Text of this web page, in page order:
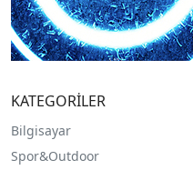
KATEGORİLER
Bilgisayar
Spor&Outdoor